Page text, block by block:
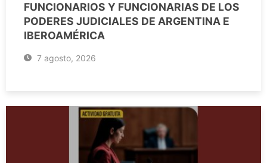
FUNCIONARIOS Y FUNCIONARIAS DE LOS
PODERES JUDICIALES DE ARGENTINA E
IBEROAMÉRICA
7 agosto, 2026